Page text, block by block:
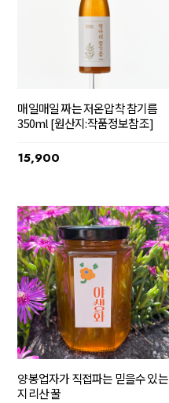
매일매일 짜는 저온압착 참기름
350ml [원산지:작품정보참조]
15,900
양봉업자가 직접파는 믿을수 있는
지리산 꿀